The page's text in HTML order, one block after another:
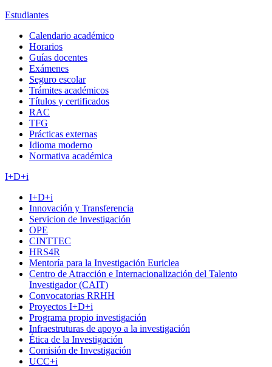
Estudiantes
Calendario académico
Horarios
Guías docentes
Exámenes
Seguro escolar
Trámites académicos
Títulos y certificados
RAC
TFG
Prácticas externas
Idioma moderno
Normativa académica
I+D+i
I+D+i
Innovación y Transferencia
Servicion de Investigación
OPE
CINTTEC
HRS4R
Mentoría para la Investigación Euriclea
Centro de Atracción e Internacionalización del Talento
Investigador (CAIT)
Convocatorias RRHH
Proyectos I+D+i
Programa propio investigación
Infraestruturas de apoyo a la investigación
Ética de la Investigación
Comisión de Investigación
UCC+i